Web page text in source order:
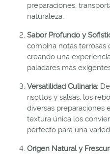
preparaciones,
naturaleza.
Sabor Profundo y
combina notas terrosas
creando una
paladares más
Versatilidad Culinaria:
risottos y salsas, los
diversas preparaciones
textura única los
perfecto para una
Origen Natural y